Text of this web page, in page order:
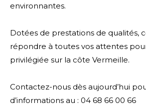
environnantes.
Dotées de prestations de qualités,
répondre à toutes vos attentes
privilégiée sur la côte Vermeille.
Contactez-nous dès aujourd’hui
d’informations au : 04 68 66 00 66